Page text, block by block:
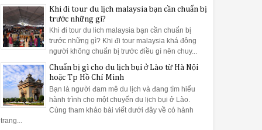
trí trên men, vẽ bằng tay, các loại ly thủy tinh dễ bị mờ hoặc
gỗ có thể bị nứt, vỡ khi ngấm nước trong quá trình rửa bằng máy.
nhãn mác bằng giấy có thể bị bong ra khi rửa và kẹt trong máy.
nhau dễ gây trầy xước khi va chạm như bằng bạc, thép không gỉ
hoạt động của máy rửa bát sẽ mang lại hiệu quả cao nhất
một cách hiệu quả với các khay rửa hợp lý cho từng loại vật dụng:
Khi đi tour du lịch malaysia bạn cần chuẩn bị
trước những gì?
Khi đi tour du lich malaysia bạn cần chuẩn bị
trước những gì? Khi đi tour malaysia khá đông
người không chuẩn bị trước điều gì nên chuy...
Chuẩn bị gì cho du lịch bụi ở Lào từ Hà Nội
hoặc Tp Hồ Chí Minh
Bạn là người đam mê du lịch và đang tìm hiểu
hành trình cho một chuyến du lịch bụi ở Lào.
Cùng tham khảo bài viết dưới đây về có hành
trang...